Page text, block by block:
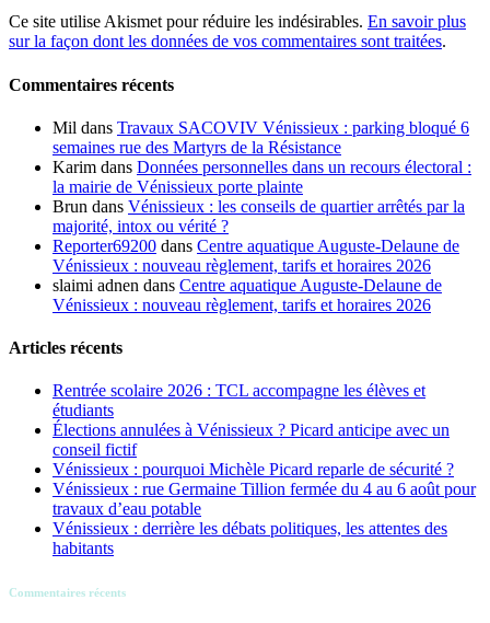
Ce site utilise Akismet pour réduire les indésirables. En savoir plus
sur la façon dont les données de vos commentaires sont traitées.
Commentaires récents
Mil dans Travaux SACOVIV Vénissieux : parking bloqué 6
semaines rue des Martyrs de la Résistance
Karim dans Données personnelles dans un recours électoral :
la mairie de Vénissieux porte plainte
Brun dans Vénissieux : les conseils de quartier arrêtés par la
majorité, intox ou vérité ?
Reporter69200 dans Centre aquatique Auguste-Delaune de
Vénissieux : nouveau règlement, tarifs et horaires 2026
slaimi adnen dans Centre aquatique Auguste-Delaune de
Vénissieux : nouveau règlement, tarifs et horaires 2026
Articles récents
Rentrée scolaire 2026 : TCL accompagne les élèves et
étudiants
Élections annulées à Vénissieux ? Picard anticipe avec un
conseil fictif
Vénissieux : pourquoi Michèle Picard reparle de sécurité ?
Vénissieux : rue Germaine Tillion fermée du 4 au 6 août pour
travaux d’eau potable
Vénissieux : derrière les débats politiques, les attentes des
habitants
Commentaires récents